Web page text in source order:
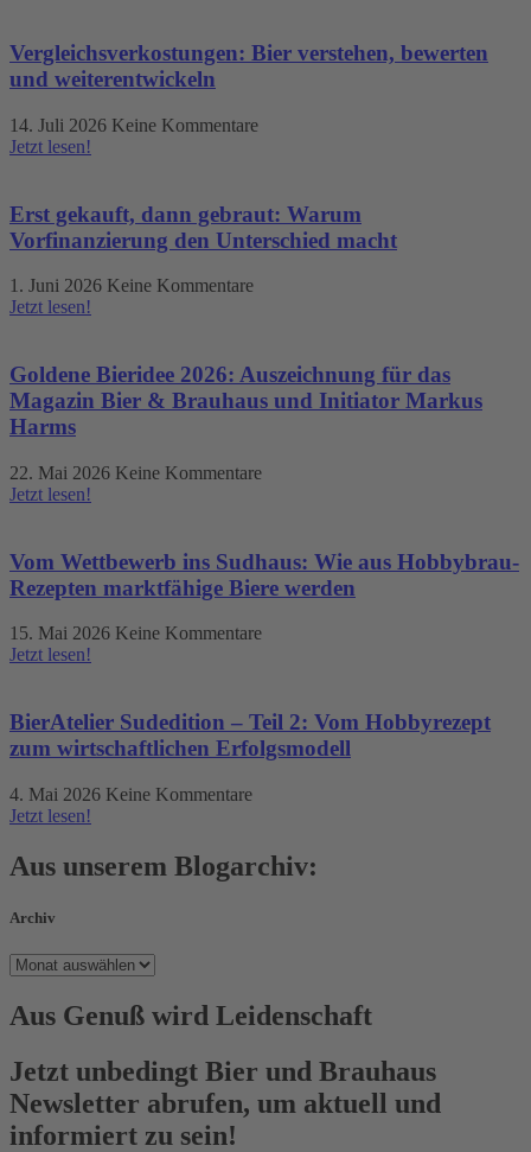
Vergleichsverkostungen: Bier verstehen, bewerten
und weiterentwickeln
14. Juli 2026 Keine Kommentare
Jetzt lesen!
Erst gekauft, dann gebraut: Warum
Vorfinanzierung den Unterschied macht
1. Juni 2026 Keine Kommentare
Jetzt lesen!
Goldene Bieridee 2026: Auszeichnung für das
Magazin Bier & Brauhaus und Initiator Markus
Harms
22. Mai 2026 Keine Kommentare
Jetzt lesen!
Vom Wettbewerb ins Sudhaus: Wie aus Hobbybrau-
Rezepten marktfähige Biere werden
15. Mai 2026 Keine Kommentare
Jetzt lesen!
BierAtelier Sudedition – Teil 2: Vom Hobbyrezept
zum wirtschaftlichen Erfolgsmodell
4. Mai 2026 Keine Kommentare
Jetzt lesen!
Aus unserem Blogarchiv:
Archiv
Archiv
Aus Genuß wird Leidenschaft
Jetzt unbedingt Bier und Brauhaus
Newsletter abrufen, um aktuell und
informiert zu sein!